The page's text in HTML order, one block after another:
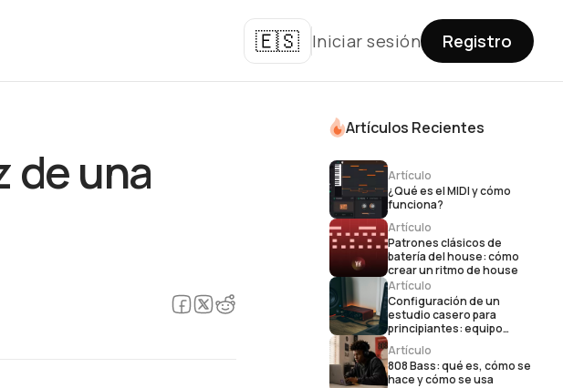
🇪🇸 Iniciar sesión Registro
de una
Artículos Recientes
Artículo
¿Qué es el MIDI y cómo
funciona?
Artículo
Patrones clásicos de
batería del house: cómo
crear un ritmo de house
Artículo
Configuración de un
estudio casero para
principiantes: equipo
imprescindible para la
producción musical
Artículo
808 Bass: qué es, cómo se
hace y cómo se usa